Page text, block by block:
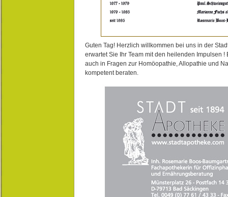
Guten Tag! Herzlich willkommen bei uns in der
erwartet Sie Ihr Team mit den heilenden Impulsen !
auch in Fragen zur Homöopathie, Allopathie und
kompetent beraten.